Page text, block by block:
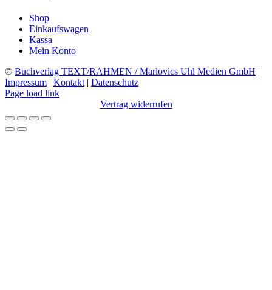
Shop
Einkaufswagen
Kassa
Mein Konto
© Buchverlag TEXT/RAHMEN / Marlovics Uhl Medien GmbH |
Impressum | Kontakt | Datenschutz
Facebook
Instagram
YouTube
X
LinkedIn
SoundCloud
Page load link
Vertrag widerrufen